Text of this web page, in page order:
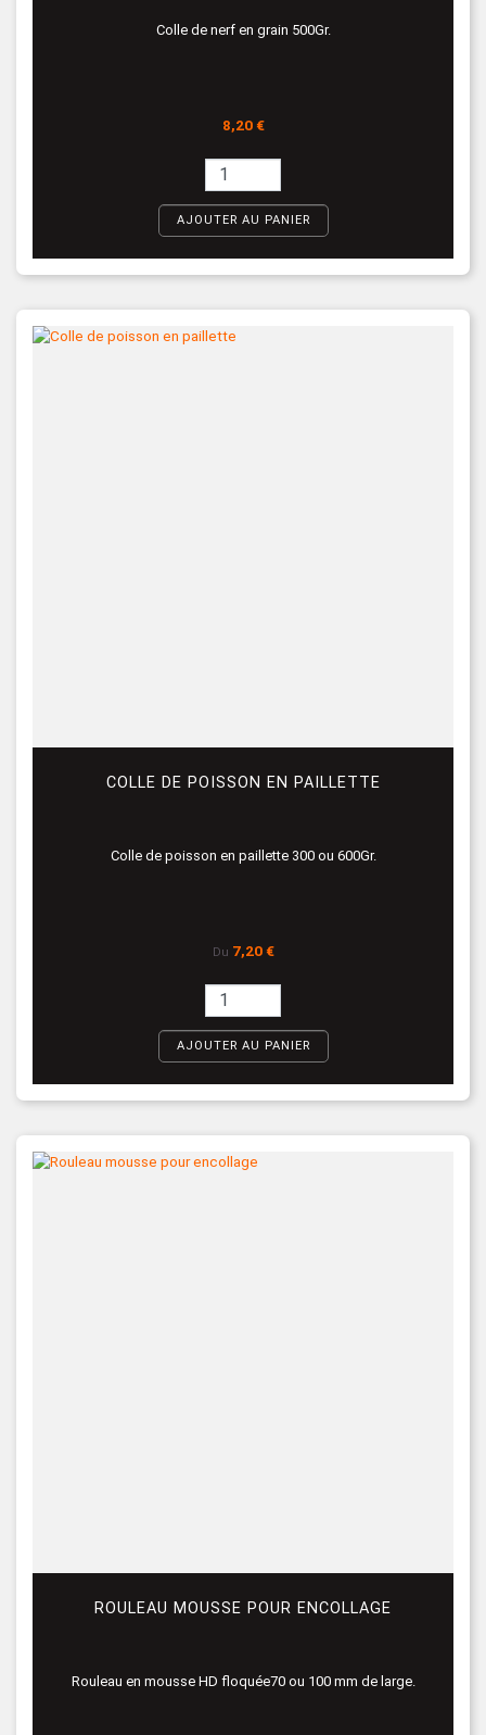
Colle de nerf en grain 500Gr.
Prix
8,20 €
AJOUTER AU PANIER
COLLE DE POISSON EN PAILLETTE
Colle de poisson en paillette 300 ou 600Gr.
Du Prix
7,20 €
AJOUTER AU PANIER
ROULEAU MOUSSE POUR ENCOLLAGE
Rouleau en mousse HD floquée70 ou 100 mm de large.